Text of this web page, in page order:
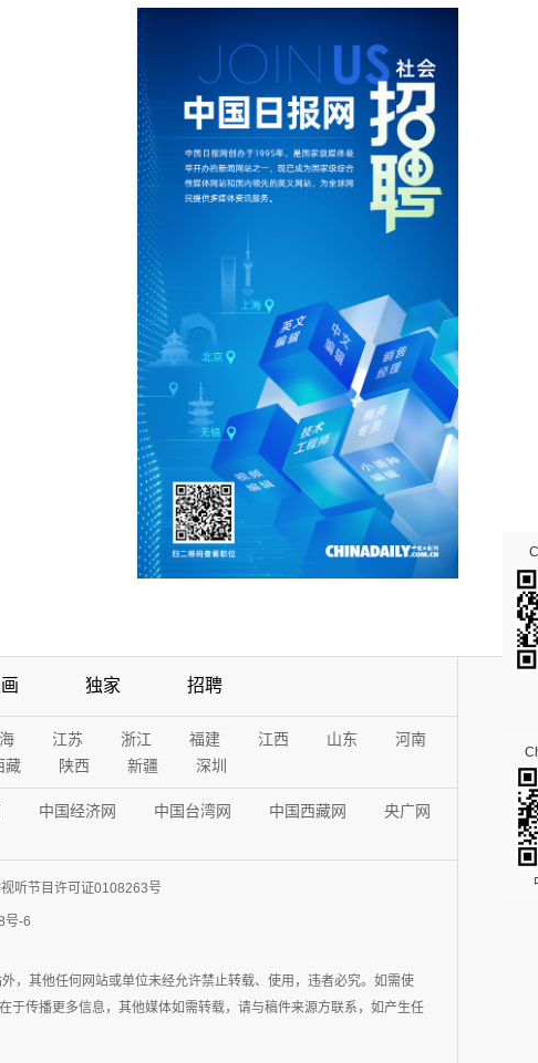
独家 招聘
海 江苏 浙江 福建 江西 山东
河南
藏 陕西 新疆 深圳
中国经济网 中国台湾网 中国西藏网
央广网
听节目许可证0108263号
号-6
，其他任何网站或单位未经允许禁止转载、使用，违者必究。如需使
于传播更多信息，其他媒体如需转载，请与稿件来源方联系，如产生任